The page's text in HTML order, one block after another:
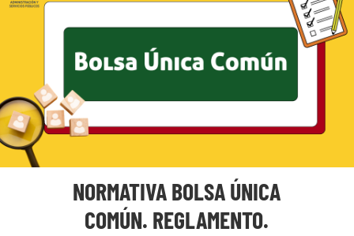
NORMATIVA BOLSA ÚNICA
COMÚN. REGLAMENTO.